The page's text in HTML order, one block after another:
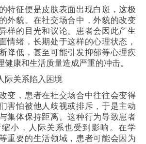
征便是皮肤表面出现白斑，这极
外貌。在社交场合中，外貌的改变
样的目光和议论。患者会因此产生
情绪，长期处于这样的心理状态，
降低，甚至可能引发抑郁等心理疾
健康和生活质量造成严重的冲击。
关系陷入困境
，患者在社交场合中往往会变得
害怕被他人歧视或排斥，于是主动
集体保持距离。这种行为导致患者
小，人际关系也受到影响。在学
重要的生活领域，患者可能会因为